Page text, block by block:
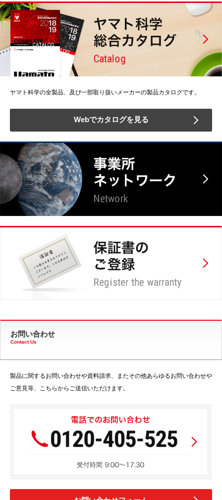
ヤマト科学の全製品、及び一部取り扱いメーカーの製品カタログです。
Webでカタログを見る
お問い合わせ
Contact Us
製品に関するお問い合わせや資料請求、またその他あらゆるお問い合わせや
ご意見等、こちらからご送信いただけます。